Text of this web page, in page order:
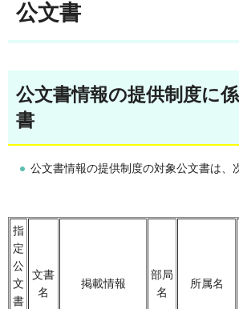
公文書
公文書情報の提供制度に
書
公文書情報の提供制度の対象公文書は、
指
定
公
文
書
文書
名
掲載情報
部局
名
所属名